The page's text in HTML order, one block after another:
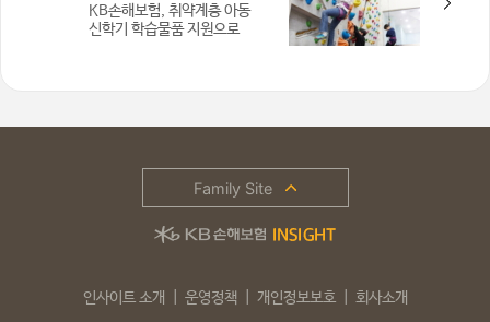
KB손해보험, 취약계층 아동
신학기 학습물품 지원으로
인사이트 소개 운영정책 개인정보보호 회사소개
Family Site